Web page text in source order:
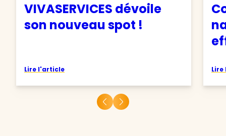
VIVASERVICES dévoile
son nouveau spot !
Lire l'article